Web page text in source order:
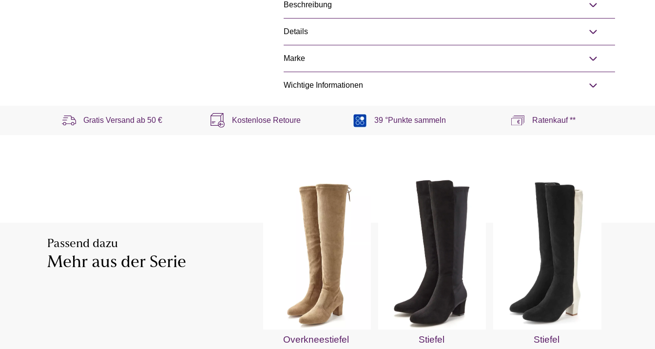
Beschreibung
Details
Marke
Wichtige Informationen
Gratis Versand ab 50 € Kostenlose Retoure 39 °Punkte sammeln Ratenkauf **
Passend dazu
Mehr aus der Serie
Overkneestiefel Stiefel Stiefel